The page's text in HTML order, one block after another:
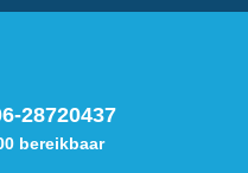
28720437
bereikbaar